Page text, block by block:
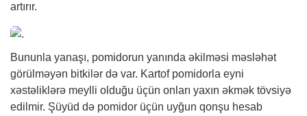
artırır.
Bununla yanaşı, pomidorun yanında əkilməsi məsləhət
görülməyən bitkilər də var. Kartof pomidorla eyni
xəstəliklərə meylli olduğu üçün onları yaxın əkmək tövsiyə
edilmir. Şüyüd də pomidor üçün uyğun qonşu hesab